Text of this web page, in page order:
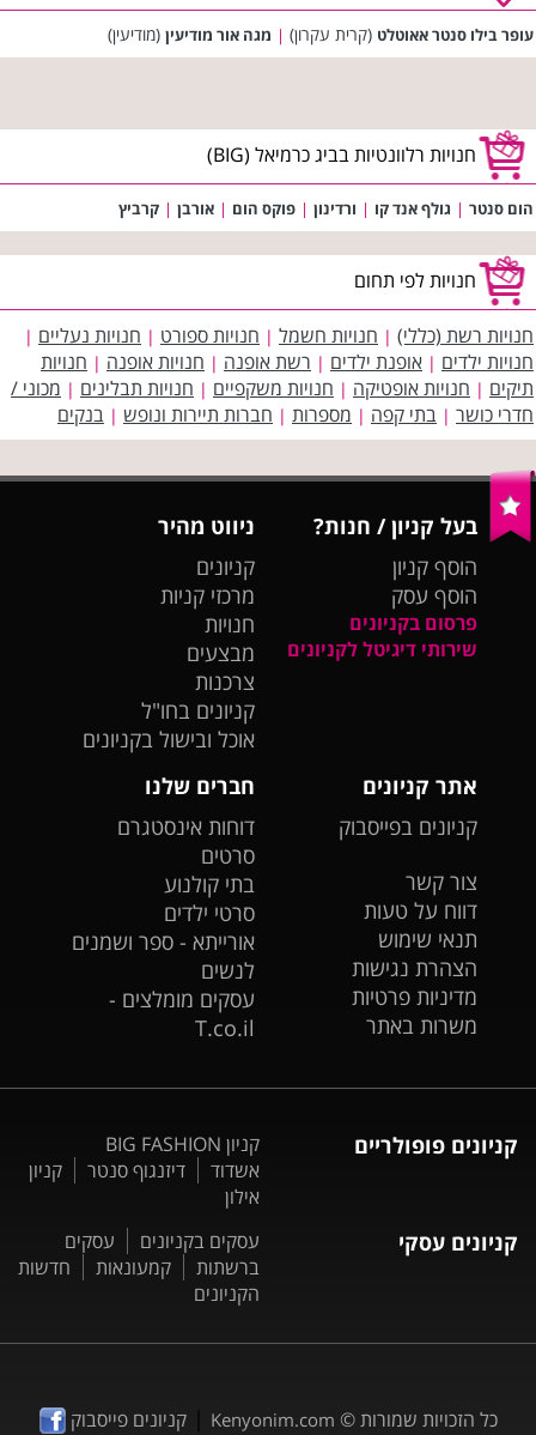
עופר בילו סנטר אאוטלט (קרית עקרון) | מגה אור מודיעין (מודיעין)
חנויות רלוונטיות בביג כרמיאל (BIG)
הום סנטר | גולף אנד קו | ורדינון | פוקס הום | אורבן | קרביץ
חנויות לפי תחום
חנויות רשת (כללי) | חנויות חשמל | חנויות ספורט | חנויות נעליים |
חנויות ילדים | אופנת ילדים | רשת אופנה | חנויות אופנה | חנויות
תיקים | חנויות אופטיקה | חנויות משקפיים | חנויות תבלינים | מכוני /
חדרי כושר | בתי קפה | מספרות | חברות תיירות ונופש | בנקים
בעל קניון / חנות?
הוסף קניון
הוסף עסק
פרסום בקניונים
שירותי דיגיטל לקניונים
ניווט מהיר
קניונים
מרכזי קניות
חנויות
מבצעים
צרכנות
קניונים בחו"ל
אוכל ובישול בקניונים
אתר קניונים
קניונים בפייסבוק
צור קשר
דווח על טעות
תנאי שימוש
הצהרת נגישות
מדיניות פרטיות
משרות באתר
חברים שלנו
דוחות אינסטגרם
סרטים
בתי קולנוע
סרטי ילדים
אורייתא - ספר ושמנים
לנשים
עסקים מומלצים -
T.co.il
קניונים פופולריים
קניון BIG FASHION
אשדוד
דיזנגוף סנטר
קניון
אילון
קניונים עסקי עסקים בקניונים
עסקים
ברשתות
קמעונאות
חדשות
הקניונים
כל הזכויות שמורות © Kenyonim.com
|קניונים פייסבוק